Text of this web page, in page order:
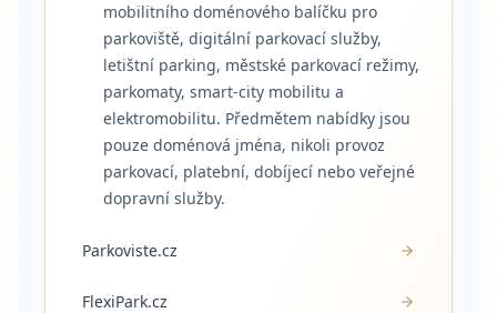
mobilitního doménového balíčku pro
parkoviště, digitální parkovací služby,
letištní parking, městské parkovací režimy,
parkomaty, smart-city mobilitu a
elektromobilitu. Předmětem nabídky jsou
pouze doménová jména, nikoli provoz
parkovací, platební, dobíjecí nebo veřejné
dopravní služby.
Parkoviste.cz
FlexiPark.cz